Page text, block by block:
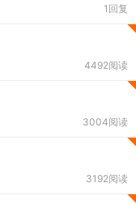
1回复
4492阅读
3004阅读
3192阅读